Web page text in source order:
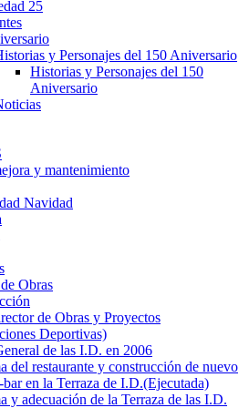
25
y Personajes del 150 Aniversario
Historias y Personajes del 150
Aniversario
y mantenimiento
Navidad
Obras
de Obras y Proyectos
Deportivas)
de las I.D. en 2006
del restaurante y construcción de nuevo
en la Terraza de I.D.(Ejecutada)
y adecuación de la Terraza de las I.D.